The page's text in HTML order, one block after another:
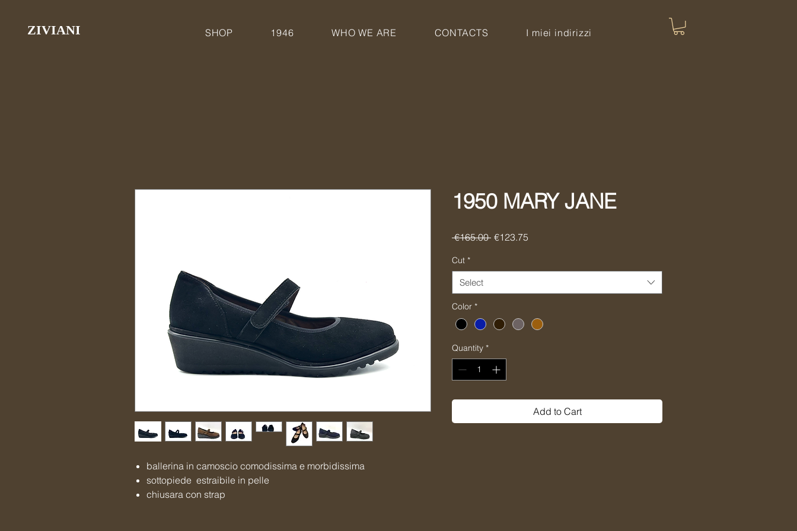
ZIVIANI SHOP 1946 WHO WE ARE CONTACTS I miei indirizzi
ballerina in camoscio comodissima e morbidissima
sottopiede estraibile in pelle
chiusara con strap
1950 MARY JANE
€165.00 Regular
€123.75
Cut *
Select
Color *
Quantity *
Add to Cart